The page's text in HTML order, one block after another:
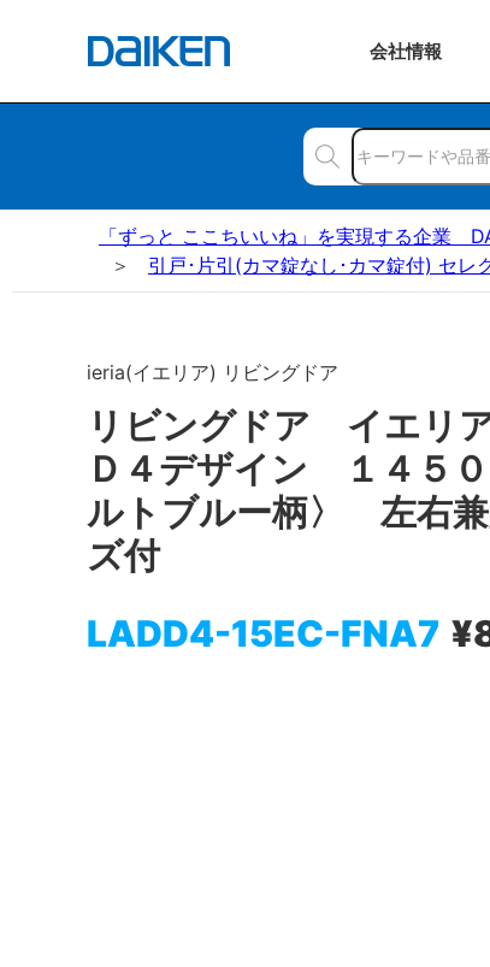
会社情報
「ずっと ここちいいね」を実現する企業
引戸･片引(カマ錠なし･カマ錠付) セレ
ieria(イエリア) リビングドア
リビングドア イエ
Ｄ４デザイン １４５
ルトブルー柄〉 左右
ズ付
LADD4-15EC-FNA7